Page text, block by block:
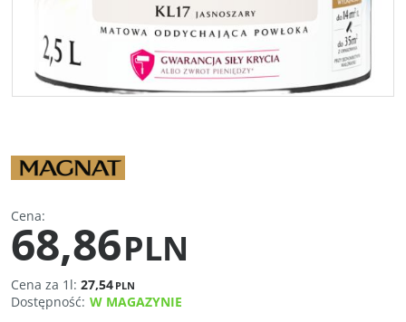
Cena:
68,86PLN
Cena za 1l: 27,54 PLN
Dostępność: W MAGAZYNIE